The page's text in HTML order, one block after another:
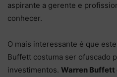
aspirante a gerente e
conhecer.
O mais interessante é que
Buffett costuma ser ofuscado
investimentos. Warren Buffett